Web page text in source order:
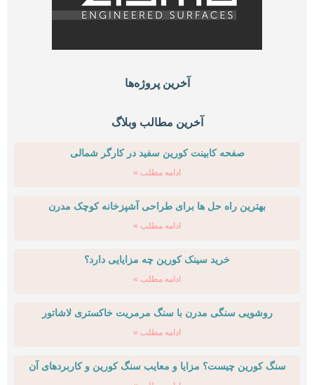
آخرین پروژه‌ها
آخرین مطالب وبلاگ
صفحه کابینت کورین سفید در کارگر شمالی
ادامه مطلب »
بهترین راه حل ها برای طراحی آشپزخانه کوچک مدرن
ادامه مطلب »
خرید سینک کورین چه مزایایی دارد؟
ادامه مطلب »
روشویی سنگی مدرن با سنگ مرمریت خاکستری لاشاتور
ادامه مطلب »
سنگ کورین چیست؟ مزایا و معایب سنگ کورین و کاربردهای آن